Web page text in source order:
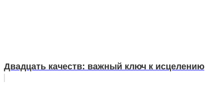
Двадцать качеств: важный ключ к исцелению